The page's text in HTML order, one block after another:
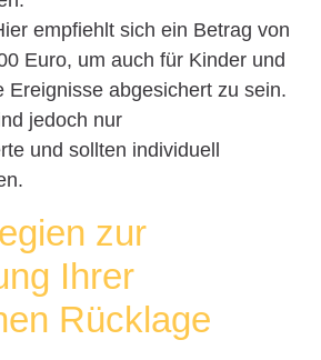
empfiehlt sich ein Betrag von
Euro, um auch für Kinder und
Ereignisse abgesichert zu sein.
jedoch nur
und sollten individuell
zur
Ihrer
Rücklage